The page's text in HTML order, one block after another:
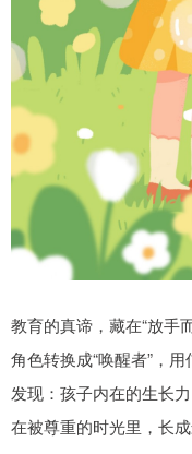
教育的真谛，藏在“放手
角色转换成“唤醒者”，
发现：孩子内在的生长
在被尊重的时光里，长